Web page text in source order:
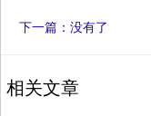
下一篇：没有了
相关文章